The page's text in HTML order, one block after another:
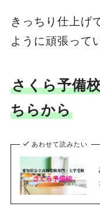
きっちり仕上げ
ように頑張って
さくら予備
ちらから
あわせて読みたい